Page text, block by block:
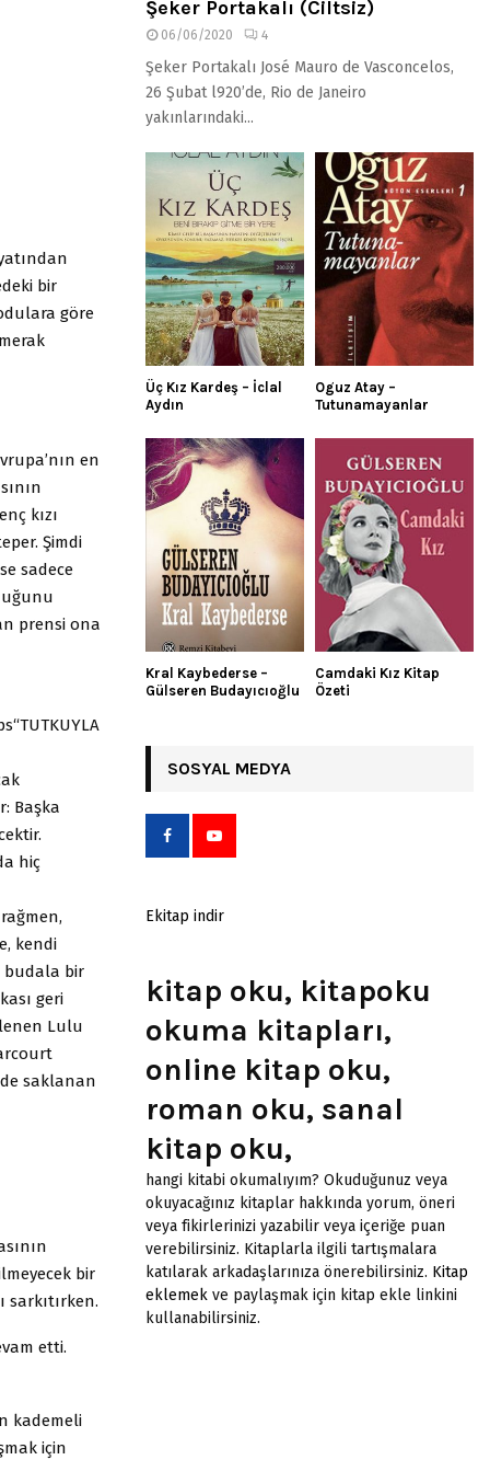
bir
göre
en
kızı
Şimdi
sadece
prensi ona
Başka
hiç
kendi
budala bir
geri
Lulu
saklanan
bir
sarkıtırken.
etti.
kademeli
için
Şeker Portakalı (Ciltsiz)
06/06/2020 4
Şeker Portakalı José Mauro de Vasconcelos,
26 Şubat l920’de, Rio de Janeiro
yakınlarındaki...
Üç Kız Kardeş – İclal
Aydın
Oguz Atay –
Tutunamayanlar
Kral Kaybederse –
Gülseren Budayıcıoğlu
Camdaki Kız Kitap
Özeti
SOSYAL MEDYA
Ekitap indir
kitap oku, kitapoku
okuma kitapları,
online kitap oku,
roman oku, sanal
kitap oku,
hangi kitabi okumalıyım? Okuduğunuz veya
okuyacağınız kitaplar hakkında yorum, öneri
veya fikirlerinizi yazabilir veya içeriğe puan
verebilirsiniz. Kitaplarla ilgili tartışmalara
katılarak arkadaşlarınıza önerebilirsiniz. Kitap
eklemek ve paylaşmak için kitap ekle linkini
kullanabilirsiniz.